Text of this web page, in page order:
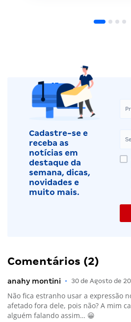
Cadastre-se e
receba as
notícias em
destaque da
semana, dicas,
novidades e
muito mais.
Comentários (2)
anahy montini • 30 de Agosto de
Não fica estranho usar a expressão
afetado fora dele, pois não? A mim
alguém falando assim… 😀